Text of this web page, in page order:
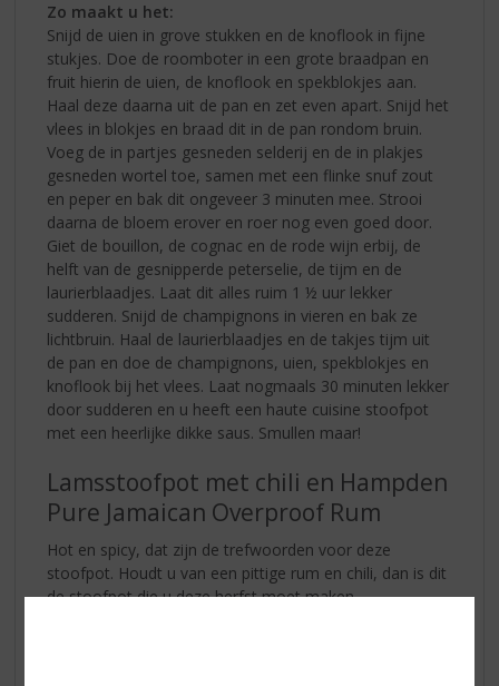
Zo maakt u het:
Snijd de uien in grove stukken en de knoflook in fijne
stukjes. Doe de roomboter in een grote braadpan en
fruit hierin de uien, de knoflook en spekblokjes aan.
Haal deze daarna uit de pan en zet even apart. Snijd het
vlees in blokjes en braad dit in de pan rondom bruin.
Voeg de in partjes gesneden selderij en de in plakjes
gesneden wortel toe, samen met een flinke snuf zout
en peper en bak dit ongeveer 3 minuten mee. Strooi
daarna de bloem erover en roer nog even goed door.
Giet de bouillon, de cognac en de rode wijn erbij, de
helft van de gesnipperde peterselie, de tijm en de
laurierblaadjes. Laat dit alles ruim 1 ½ uur lekker
sudderen. Snijd de champignons in vieren en bak ze
lichtbruin. Haal de laurierblaadjes en de takjes tijm uit
de pan en doe de champignons, uien, spekblokjes en
knoflook bij het vlees. Laat nogmaals 30 minuten lekker
door sudderen en u heeft een haute cuisine stoofpot
met een heerlijke dikke saus. Smullen maar!
Lamsstoofpot met chili en Hampden
Pure Jamaican Overproof Rum
Hot en spicy, dat zijn de trefwoorden voor deze
stoofpot. Houdt u van een pittige rum en chili, dan is dit
de stoofpot die u deze herfst moet maken.